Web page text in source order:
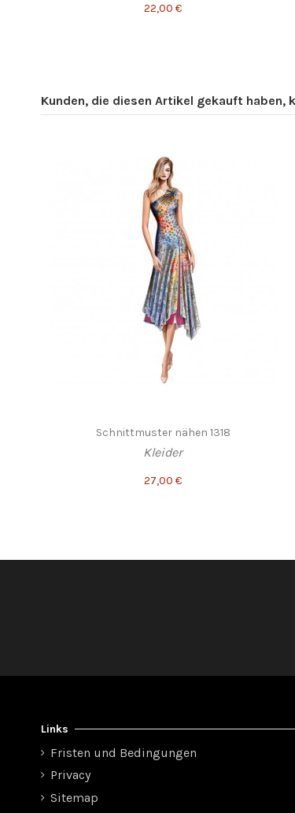
22,00 €
Kunden, die diesen Artikel gekauft haben,
Schnittmuster nähen 1318
Kleider
27,00 €
Links
Fristen und Bedingungen
Privacy
Sitemap